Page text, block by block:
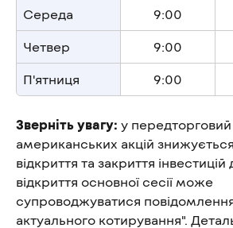
Середа 9:00
Четвер 9:00
П'ятниця 9:00
Зверніть увагу: у передторговий
американських акцій
відкриття та закриття
відкриття основної сесії може
супроводжуватися
актуального котирування".